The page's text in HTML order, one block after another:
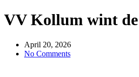
VV Kollum wint
April 20, 2026
No Comments